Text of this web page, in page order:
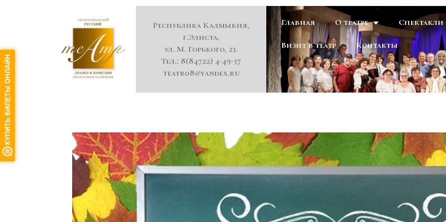
Республика Калмыкия,
г.Элиста,
ул. М. Горького, 23.
Тел.: 8(84722) 4-49-37
teatr08@yandex.ru
Главная О театре Спектакли
Визит в театр Контакты